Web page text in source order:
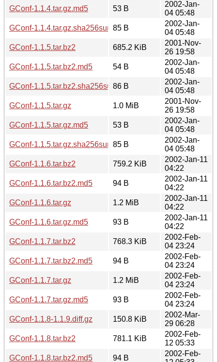
GConf-1.1.4.tar.gz.md5
53 B
2002-Jan-
04 05:48
GConf-1.1.4.tar.gz.sha256sum85 B
2002-Jan-
04 05:48
GConf-1.1.5.tar.bz2
685.2 KiB
2001-Nov-
26 19:58
GConf-1.1.5.tar.bz2.md5
54 B
2002-Jan-
04 05:48
GConf-1.1.5.tar.bz2.sha256sum86 B
2002-Jan-
04 05:48
GConf-1.1.5.tar.gz
1.0 MiB
2001-Nov-
26 19:58
GConf-1.1.5.tar.gz.md5
53 B
2002-Jan-
04 05:48
GConf-1.1.5.tar.gz.sha256sum85 B
2002-Jan-
04 05:48
GConf-1.1.6.tar.bz2
759.2 KiB
2002-Jan-11
04:22
GConf-1.1.6.tar.bz2.md5
94 B
2002-Jan-11
04:22
GConf-1.1.6.tar.gz
1.2 MiB
2002-Jan-11
04:22
GConf-1.1.6.tar.gz.md5
93 B
2002-Jan-11
04:22
GConf-1.1.7.tar.bz2
768.3 KiB
2002-Feb-
04 23:24
GConf-1.1.7.tar.bz2.md5
94 B
2002-Feb-
04 23:24
GConf-1.1.7.tar.gz
1.2 MiB
2002-Feb-
04 23:24
GConf-1.1.7.tar.gz.md5
93 B
2002-Feb-
04 23:24
GConf-1.1.8-1.1.9.diff.gz
150.8 KiB
2002-Mar-
29 06:28
GConf-1.1.8.tar.bz2
781.1 KiB
2002-Feb-
12 05:33
GConf-1.1.8.tar.bz2.md5
94 B
2002-Feb-